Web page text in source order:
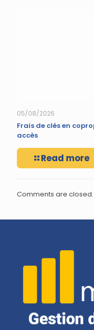
05/08/2026
Frais de clés en
accès
Read more
Comments are closed.